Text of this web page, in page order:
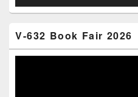
V-632 Book Fair 2026